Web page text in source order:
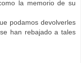
la memorio de su
podamos devolverles
han rebajado a tales